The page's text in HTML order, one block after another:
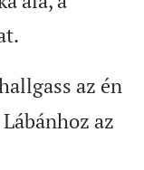
az én
az